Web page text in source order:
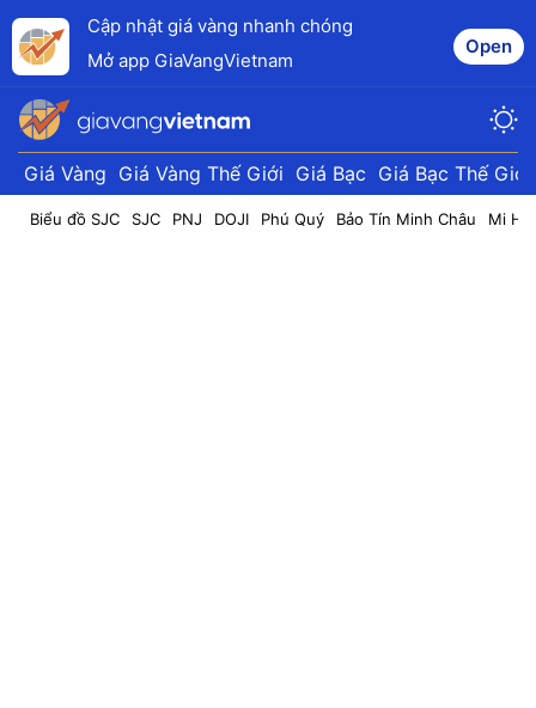
Cập nhật giá vàng nhanh chóng
Mở app GiaVangVietnam
Open
Giá Vàng Giá Vàng Thế Giới Giá Bạc Giá Bạc Thế Giới
Biểu đồ SJC SJC PNJ DOJI Phú Quý Bảo Tín Minh Châu Mi